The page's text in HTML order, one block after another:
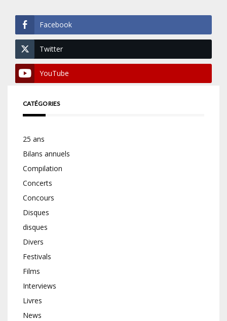
Facebook
Twitter
YouTube
CATÉGORIES
25 ans
Bilans annuels
Compilation
Concerts
Concours
Disques
disques
Divers
Festivals
Films
Interviews
Livres
News